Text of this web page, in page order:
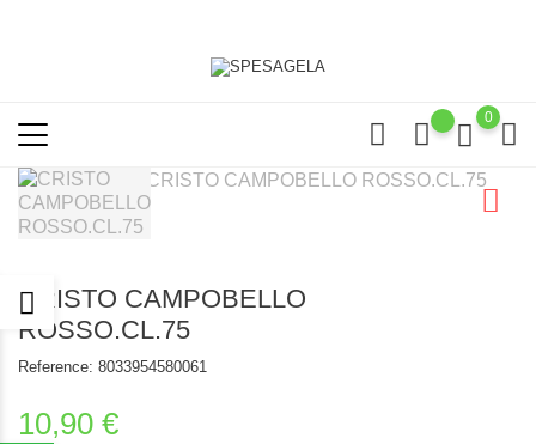
0
CRISTO CAMPOBELLO
ROSSO.CL.75
Reference: 8033954580061
10,90 €